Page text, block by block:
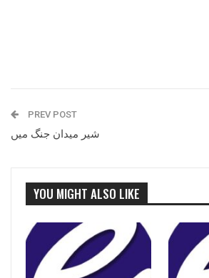
PREV POST
شیر میدان جنگ میں
YOU MIGHT ALSO LIKE